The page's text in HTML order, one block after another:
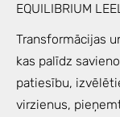
EQUILIBRIUM
Transformācijas
kas palīdz
patiesību,
virzienus,